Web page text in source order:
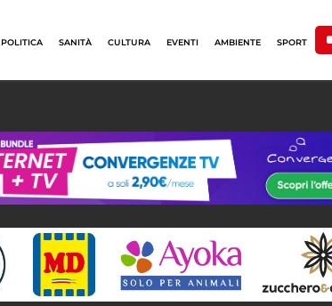
POLITICA SANITÀ CULTURA EVENTI AMBIENTE SPORT